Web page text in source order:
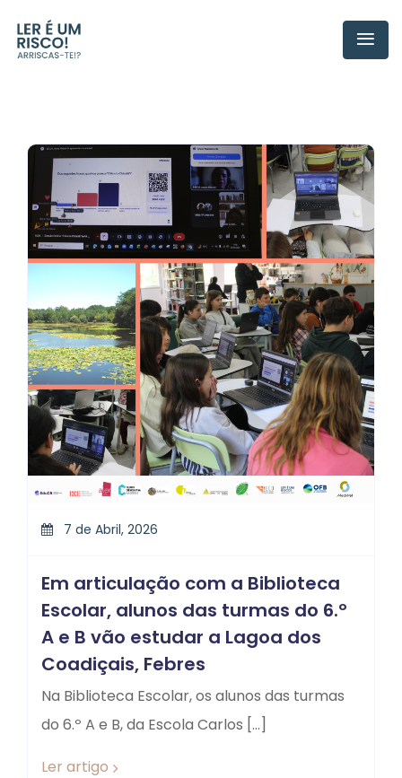
7 de Abril, 2026
Em articulação com a Biblioteca
Escolar, alunos das turmas do 6.º
A e B vão estudar a Lagoa dos
Coadiçais, Febres
Na Biblioteca Escolar, os alunos das turmas
do 6.º A e B, da Escola Carlos […]
Ler artigo